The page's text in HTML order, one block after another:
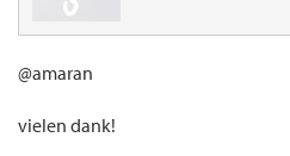
@amaran
vielen dank!